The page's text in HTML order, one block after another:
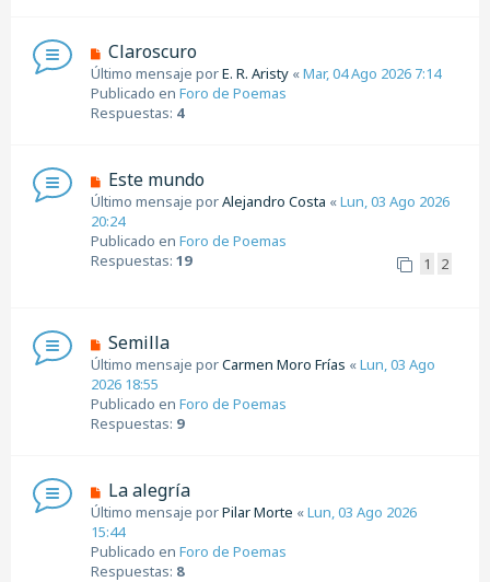
n
s
a
j
N
u
e
v
n
s
a
j
e
Claroscuro
Último mensaje porE. R. Aristy «Mar, 04 Ago 2026 7:14
Publicado en Foro de Poemas
Respuestas: 4
N
u
e
v
o
s
a
j
e
Este mundo
Último mensaje porAlejandro Costa «Lun, 03 Ago 2026
20:24
Publicado en Foro de Poemas
Respuestas: 19 1 2
N
u
e
v
o
s
a
j
e
Semilla
Último mensaje porCarmen Moro Frías «Lun, 03 Ago
2026 18:55
Publicado en Foro de Poemas
Respuestas: 9
N
u
e
v
o
La alegría
Último mensaje porPilar Morte «Lun, 03 Ago 2026
15:44
Publicado en Foro de Poemas
Respuestas: 8